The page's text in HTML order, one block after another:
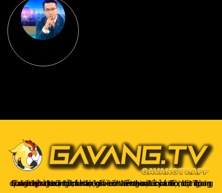
Gavangtv
không chỉ là nơi xem bóng mà còn là một cộng đồng để người hâm mộ kết nối và trao đổi cảm xúc. Trong quá trình theo dõi, khán giả có thể chia sẻ ý kiến, dự đoán kết quả hoặc thảo luận về chiến thuật của đội bóng.